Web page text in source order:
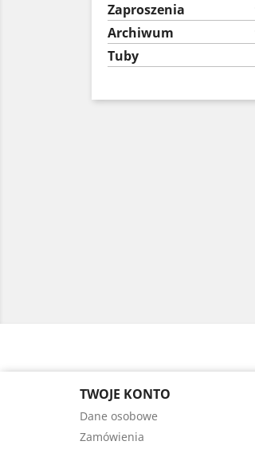
Zaproszenia
Archiwum
Tuby
TWOJE KONTO
Dane osobowe
Zamówienia